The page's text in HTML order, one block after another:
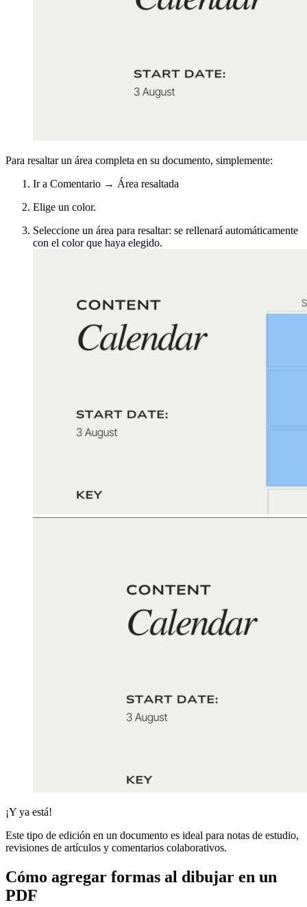
Para resaltar un área completa en su documento, simplemente:
Ir a Comentario → Área resaltada
Elige un color.
Seleccione un área para resaltar: se rellenará automáticamente
con el color que haya elegido.
¡Y ya está!
Este tipo de edición en un documento es ideal para notas de estudio,
revisiones de artículos y comentarios colaborativos.
Cómo agregar formas al dibujar en un
PDF